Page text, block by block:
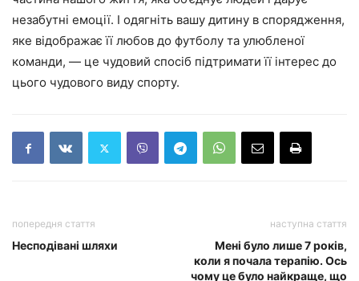
незабутні емоції. І одягніть вашу дитину в спорядження,
яке відображає її любов до футболу та улюбленої
команди, — це чудовий спосіб підтримати її інтерес до
цього чудового виду спорту.
попередня стаття
Несподівані шляхи
наступна стаття
Мені було лише 7 років,
коли я почала терапію. Ось
чому це було найкраще, що